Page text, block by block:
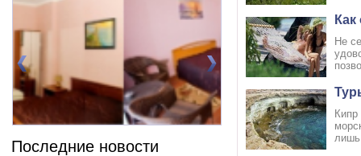
Номер 3(DBL)
Последние новости
Не
лишь